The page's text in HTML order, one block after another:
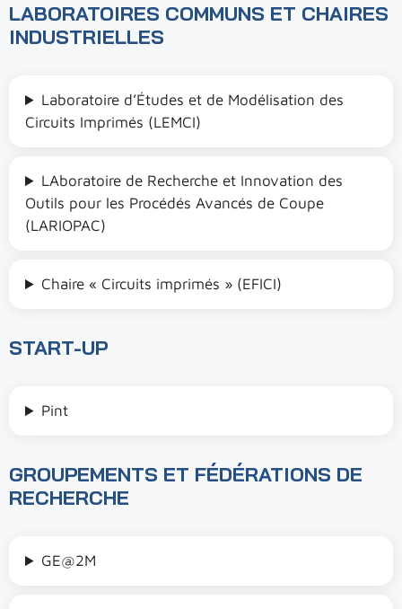
LABORATOIRES COMMUNS ET CHAIRES
INDUSTRIELLES
Laboratoire d’Études et de Modélisation des
Circuits Imprimés (LEMCI)
LAboratoire de Recherche et Innovation des
Outils pour les Procédés Avancés de Coupe
(LARIOPAC)
Chaire « Circuits imprimés » (EFICI)
START-UP
Pint
GROUPEMENTS ET FÉDÉRATIONS DE
RECHERCHE
GE@2M